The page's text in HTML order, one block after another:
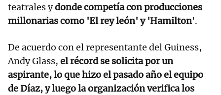
teatrales ydonde competía con producciones
millonarias como 'El rey león' y 'Hamilton'.
De acuerdo con el representante del Guiness,
Andy Glass, el récord se solicita por un
aspirante, lo que hizo el pasado año el equipo
de Díaz, y luego la organización verifica los